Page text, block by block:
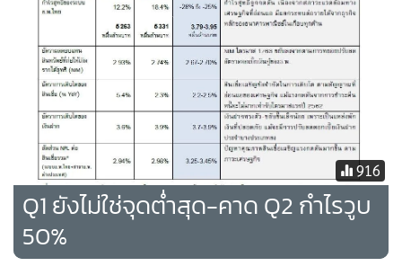
มาตรการช่วยเหลือลูกหนี้ผู้ประกอบการ SMEs และรายย่อย ซึ่ง
เริ่มขึ้นในช่วงไตรมาส 2/2563
โดยศูนย์วิจัยกสิกรไทย คาดการณ์ในเบื้องต้นว่า กำไรสุทธิ
ไตรมาส 2/2563 จะลดลงมากกว่า 50% YoY เพราะธนาคาร
พาณิชย์ยังคงเดินหน้าลดอัตราดอกเบี้ยเงินกู้ขาเดียวอยู่ แม้จะได้
รับการผ่อนภาระทางการเงินบางส่วนลงจากการปรับลดอัตราเงิน
นำส่งเข้ากองทุนฟื้นฟูฯ (FIDF) นอกจากนี้ มาตรการพักหนี้ทั้ง
เงินต้นและดอกเบี้ยกับสินเชื่อ SMEs และรายย่อยในกรอบ
ประมาณ 3-6 เดือน น่าจะทำให้รายได้ดอกเบี้ยรับตั้งแต่ใน
916
Q1 ยังไม่ใช่จุดต่ำสุด-คาด Q2 กำไรวูบ
50%